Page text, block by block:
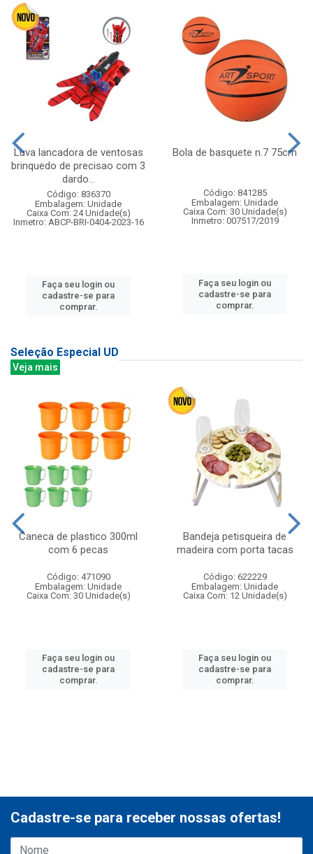
Luva lancadora de ventosas
brinquedo de precisao com 3
dardo...
Código: 836370
Embalagem: Unidade
Caixa Com: 24 Unidade(s)
Inmetro: ABCP-BRI-0404-2023-16
Faça seu login ou
cadastre-se para
comprar.
Bola de basquete n.7 75cm
Código: 841285
Embalagem: Unidade
Caixa Com: 30 Unidade(s)
Inmetro: 007517/2019
Faça seu login ou
cadastre-se para
comprar.
Seleção Especial UD
Veja mais
Caneca de plastico 300ml
com 6 pecas
Código: 471090
Embalagem: Unidade
Caixa Com: 30 Unidade(s)
Faça seu login ou
cadastre-se para
comprar.
Bandeja petisqueira de
madeira com porta tacas
Código: 622229
Embalagem: Unidade
Caixa Com: 12 Unidade(s)
Faça seu login ou
cadastre-se para
comprar.
Cadastre-se para receber nossas ofertas!